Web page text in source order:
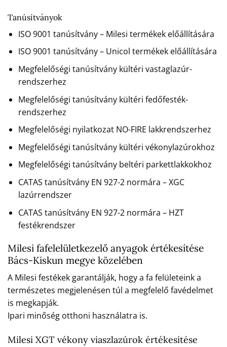
Tanúsítványok
ISO 9001 tanúsítvány – Milesi termékek előállítására
ISO 9001 tanúsítvány – Unicol termékek előállítására
Megfelelőségi tanúsítvány kültéri vastaglazúr-
rendszerhez
Megfelelőségi tanúsítvány kültéri fedőfesték-
rendszerhez
Megfelelőségi nyilatkozat NO-FIRE lakkrendszerhez
Megfelelőségi tanúsítvány kültéri vékonylazúrokhoz
Megfelelőségi tanúsítvány beltéri parkettlakkokhoz
CATAS tanúsítvány EN 927-2 normára – XGC
lazúrrendszer
CATAS tanúsítvány EN 927-2 normára – HZT
festékrendszer
Milesi fafelelületkezelő anyagok értékesítése
Bács-Kiskun megye közelében
A Milesi festékek garantálják, hogy a fa felületeink a
természetes megjelenésen túl a megfelelő favédelmet
is megkapják.
Ipari minőség otthoni használatra is.
Milesi XGT vékony viaszlazúrok értékesítése